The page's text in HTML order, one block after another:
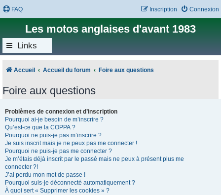
FAQ Connexion
Inscription
Les motos anglaises d'avant 1983
Links
Accueil Accueil du forum Foire aux questions
Foire aux questions
Problèmes de connexion et d’inscription
Pourquoi ai-je besoin de m’inscrire ?
Qu’est-ce que la COPPA ?
Pourquoi ne puis-je pas m’inscrire ?
Je suis inscrit mais je ne peux pas me connecter !
Pourquoi ne puis-je pas me connecter ?
Je m’étais déjà inscrit par le passé mais ne peux à présent plus me
connecter ?!
J’ai perdu mon mot de passe !
Pourquoi suis-je déconnecté automatiquement ?
À quoi sert « Supprimer les cookies » ?